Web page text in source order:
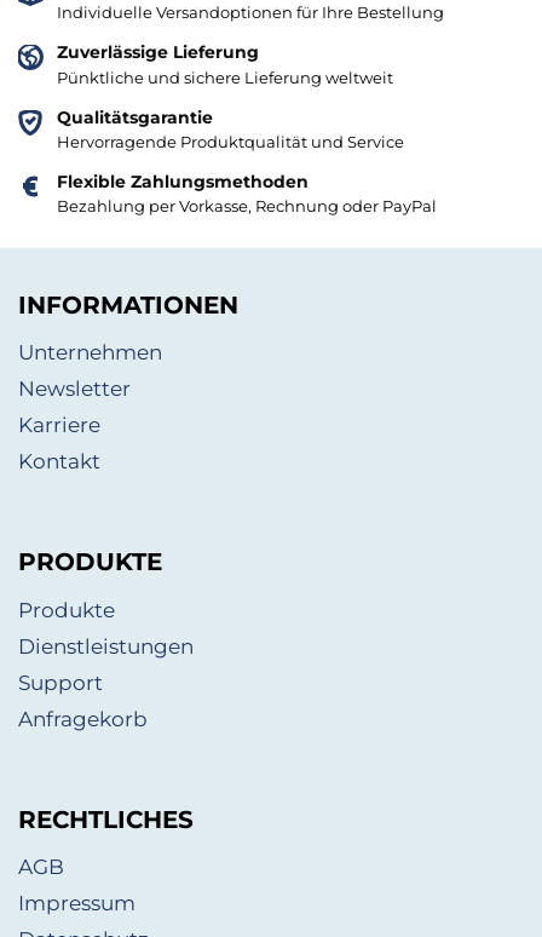
Individuelle Versandoptionen für Ihre Bestellung
Zuverlässige Lieferung
Pünktliche und sichere Lieferung weltweit
Qualitätsgarantie
Hervorragende Produktqualität und Service
Flexible Zahlungsmethoden
Bezahlung per Vorkasse, Rechnung oder PayPal
INFORMATIONEN
Unternehmen
Newsletter
Karriere
Kontakt
PRODUKTE
Produkte
Dienstleistungen
Support
Anfragekorb
RECHTLICHES
AGB
Impressum